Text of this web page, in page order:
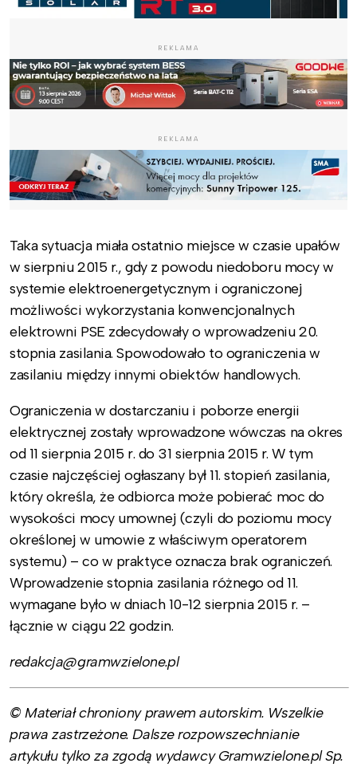
REKLAMA
REKLAMA
Taka sytuacja miała ostatnio miejsce w czasie upałów
w sierpniu 2015 r., gdy z powodu niedoboru mocy w
systemie elektroenergetycznym i ograniczonej
możliwości wykorzystania konwencjonalnych
elektrowni PSE zdecydowały o wprowadzeniu 20.
stopnia zasilania. Spowodowało to ograniczenia w
zasilaniu między innymi obiektów handlowych.
Ograniczenia w dostarczaniu i poborze energii
elektrycznej zostały wprowadzone wówczas na okres
od 11 sierpnia 2015 r. do 31 sierpnia 2015 r. W tym
czasie najczęściej ogłaszany był 11. stopień zasilania,
który określa, że odbiorca może pobierać moc do
wysokości mocy umownej (czyli do poziomu mocy
określonej w umowie z właściwym operatorem
systemu) – co w praktyce oznacza brak ograniczeń.
Wprowadzenie stopnia zasilania różnego od 11.
wymagane było w dniach 10-12 sierpnia 2015 r. –
łącznie w ciągu 22 godzin.
redakcja@gramwzielone.pl
© Materiał chroniony prawem autorskim. Wszelkie
prawa zastrzeżone. Dalsze rozpowszechnianie
artykułu tylko za zgodą wydawcy Gramwzielone.pl Sp.